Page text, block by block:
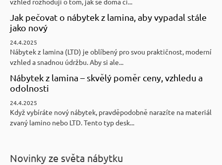
Jak pečovat o nábytek z lamina, aby vypadal stále
jako nový
24.4.2025
Nábytek z lamina (LTD) je oblíbený pro svou praktičnost, moderní
vzhled a snadnou údržbu. Aby si ale...
Nábytek z lamina – skvělý poměr ceny, vzhledu a
odolnosti
24.4.2025
Když vybíráte nový nábytek, pravděpodobně narazíte na materiál
zvaný lamino nebo LTD. Tento typ desk...
Novinky ze světa nábytku